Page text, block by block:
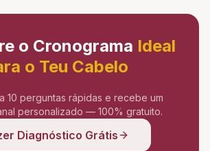
o Cronograma Ideal
o Teu Cabelo
10 perguntas rápidas e recebe um
personalizado — 100% gratuito.
Diagnóstico Grátis